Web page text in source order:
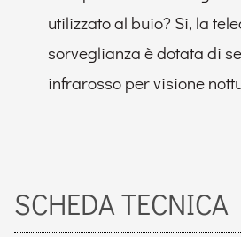
utilizzato al buio? Si, la
sorveglianza è dotata di
infrarosso per visione
SCHEDA TECNICA